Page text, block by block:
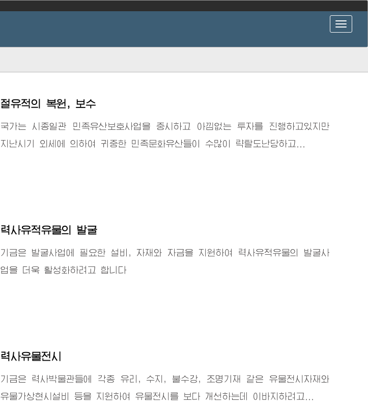
절유적의 복원, 보수
국가는 시종일관 민족유산보호사업을 중시하고 아낌없는 투자를 진행하고있지만
지난시기 외세에 의하여 귀중한 민족문화유산들이 수많이 략탈도난당하고...
력사유적유물의 발굴
기금은 발굴사업에 필요한 설비, 자재와 자금을 지원하여 력사유적유물의 발굴사
업을 더욱 활성화하려고 합니다
력사유물전시
기금은 력사박물관들에 각종 유리, 수지, 불수강, 조명기재 같은 유물전시자재와
유물가상현시설비 등을 지원하여 유물전시를 보다 개선하는데 이바지하려고...